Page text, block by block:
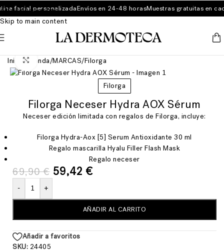
Skip to navigation
Skip to main content
facial personalizadaEnvíos en 24-48 horasMuestras gratuitas en
Inicio/Tienda/MARCAS/Filorga
Ver más grande
Filorga
Filorga Neceser Hydra AOX Sérum
Neceser edición limitada con regalos de Filorga, incluye:
Filorga Hydra-Aox [5] Serum Antioxidante 30 ml
Regalo mascarilla Hyalu Filler Flash Mask
Regalo neceser
69,90€ 59,42 €
- +
AÑADIR AL CARRITO
Añadir a favoritos
SKU: 24405